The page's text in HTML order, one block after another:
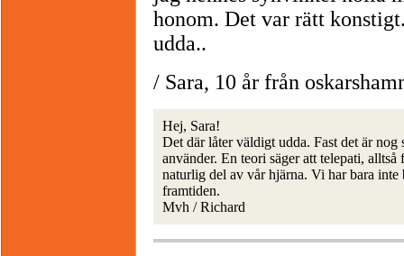
honom. Det var rätt
udda..
/ Sara, 10 år från
Hej, Sara!
Det där låter väldigt udda. Fast det är
använder. En teori säger att telepati,
naturlig del av vår hjärna. Vi har bara
framtiden.
Mvh / Richard